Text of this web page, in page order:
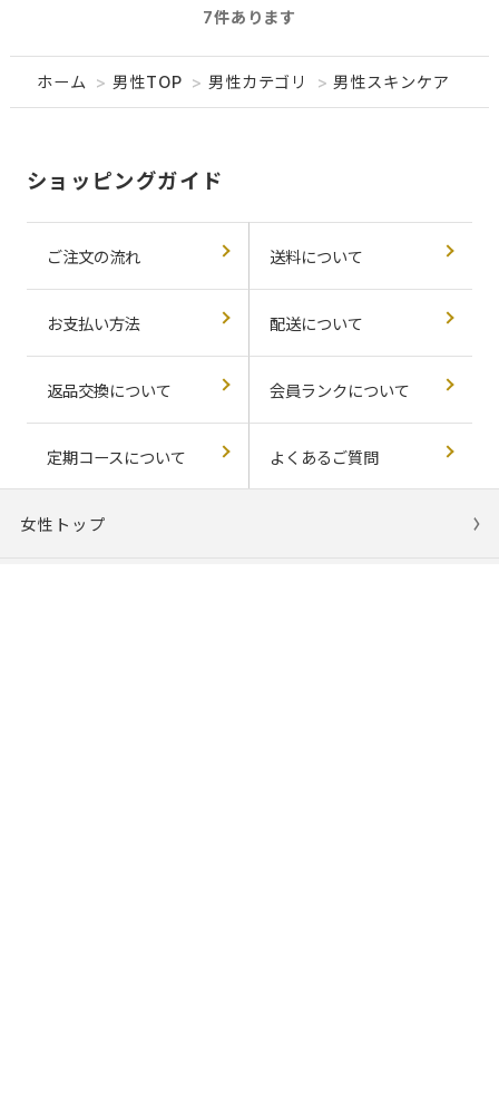
7件あります
ホーム > 男性TOP > 男性カテゴリ >男性スキンケア
ショッピングガイド
ご注文の流れ 送料について
お支払い方法 配送について
返品交換について 会員ランクについて
定期コースについて よくあるご質問
女性トップ